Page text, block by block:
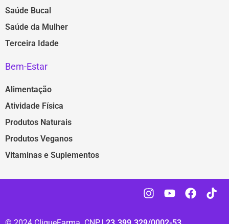
Saúde Bucal
Saúde da Mulher
Terceira Idade
Bem-Estar
Alimentação
Atividade Física
Produtos Naturais
Produtos Veganos
Vitaminas e Suplementos